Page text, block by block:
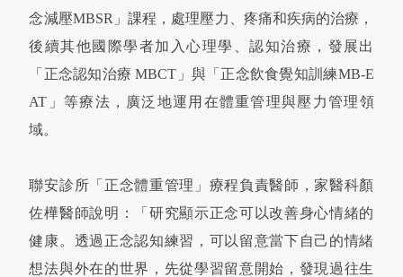
念減壓MBSR」課程，處理壓力、疼痛和疾病的治療，
後續其他國際學者加入心理學、認知治療，發展出
「正念認知治療 MBCT」與「正念飲食覺知訓練MB-E
AT」等療法，廣泛地運用在體重管理與壓力管理領
域。
聯安診所「正念體重管理」療程負責醫師，家醫科顏
佐樺醫師說明：「研究顯示正念可以改善身心情緒的
健康。透過正念認知練習，可以留意當下自己的情緒
想法與外在的世界，先從學習留意開始，發現過往生